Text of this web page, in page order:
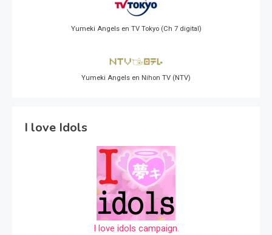
Yumeki Angels en TV Tokyo (Ch 7 digital)
Yumeki Angels en Nihon TV (NTV)
I love Idols
I love idols campaign.